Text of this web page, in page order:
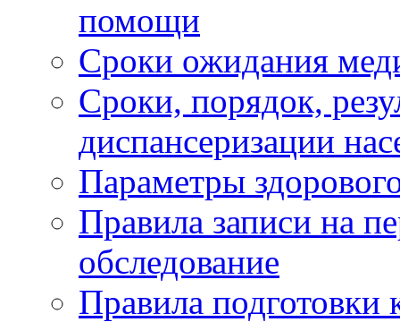
помощи
Сроки ожидания
Сроки, порядок,
диспансеризации
Параметры
Правила записи на
обследование
Правила подготовки